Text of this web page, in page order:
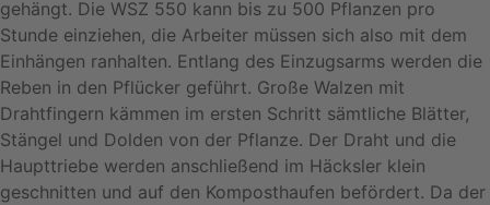
gehängt. Die WSZ 550 kann bis zu 500 Pflanzen pro
Stunde einziehen, die Arbeiter müssen sich also mit dem
Einhängen ranhalten. Entlang des Einzugsarms werden die
Reben in den Pflücker geführt. Große Walzen mit
Drahtfingern kämmen im ersten Schritt sämtliche Blätter,
Stängel und Dolden von der Pflanze. Der Draht und die
Haupttriebe werden anschließend im Häcksler klein
geschnitten und auf den Komposthaufen befördert. Da der